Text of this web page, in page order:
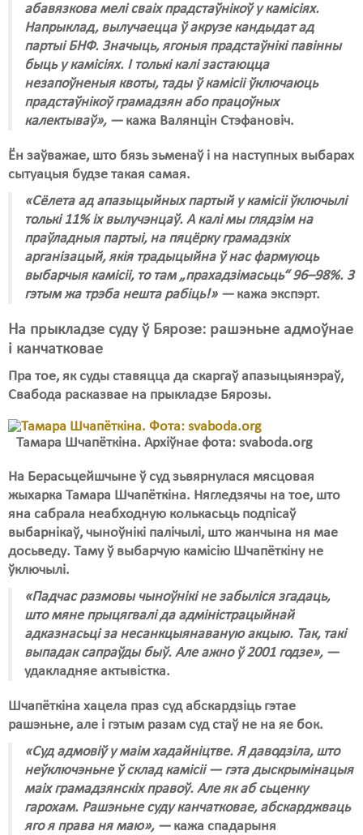
абавязкова мелі сваіх прадстаўнікоў у камісіях.
Напрыклад, вылучаецца ў акрузе кандыдат ад
партыі БНФ. Значыць, ягоныя прадстаўнікі павінны
быць у камісіях. І толькі калі застаюцца
незапоўненыя квоты, тады ў камісіі ўключаюць
прадстаўнікоў грамадзян або працоўных
калектываў», —кажа Валянцін Стэфановіч.
Ён заўважае, што бязь зьменаў і на наступных выбарах
сытуацыя будзе такая самая.
«Сёлета ад апазыцыйных партый у камісіі ўключылі
толькі 11% іх вылучэнцаў. А калі мы глядзім на
праўладныя партыі, на пяцёрку грамадзкіх
арганізацый, якія традыцыйна ў нас фармуюць
выбарчыя камісіі, то там „прахадзімасьць“ 96–98%. З
гэтым жа трэба нешта рабіць!» —кажа экспэрт.
На прыкладзе суду ў Бярозе: рашэньне адмоўнае
і канчатковае
Пра тое, як суды ставяцца да скаргаў апазыцыянэраў,
Свабода расказвае на прыкладзе Бярозы.
Тамара Шчапёткіна. Архіўнае фота: svaboda.org
На Берасьцейшчыне ў суд зьвярнулася мясцовая
жыхарка Тамара Шчапёткіна. Нягледзячы на тое, што
яна сабрала неабходную колькасьць подпісаў
выбарнікаў, чыноўнікі палічылі, што жанчына ня мае
досьведу. Таму ў выбарчую камісію Шчапёткіну не
ўключылі.
«Падчас размовы чыноўнікі не забыліся згадаць,
што мяне прыцягвалі да адміністрацыйнай
адказнасьці за несанкцыянаваную акцыю. Так, такі
выпадак сапраўды быў. Але ажно ў 2001 годзе», —
удакладняе актывістка.
Шчапёткіна хацела праз суд абскардзіць гэтае
рашэньне, але і гэтым разам суд стаў не на яе бок.
«Суд адмовіў у маім хадайніцтве. Я даводзіла, што
неўключэньне ў склад камісіі — гэта дыскрымінацыя
маіх грамадзянскіх правоў. Але як аб сьценку
гарохам. Рашэньне суду канчатковае, абскарджваць
яго я права ня маю», —кажа спадарыня